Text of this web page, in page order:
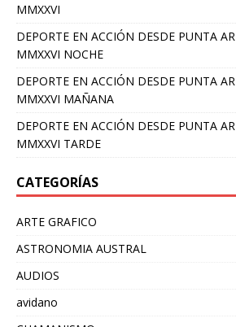
MMXXVI
DEPORTE EN ACCIÓN DESDE PUNTA
MMXXVI NOCHE
DEPORTE EN ACCIÓN DESDE PUNTA
MMXXVI MAÑANA
DEPORTE EN ACCIÓN DESDE PUNTA
MMXXVI TARDE
CATEGORÍAS
ARTE GRAFICO
ASTRONOMIA AUSTRAL
AUDIOS
avidano